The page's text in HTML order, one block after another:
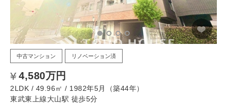
中古マンション リノベーション済
4,580万円
2LDK / 49.96㎡ / 1982年5月（築44年）
東武東上線大山駅 徒歩5分